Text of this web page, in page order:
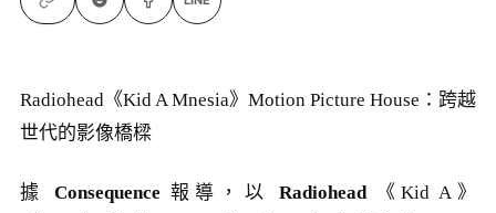
Radiohead《Kid A Mnesia》Motion Picture House：跨越
世代的影像橋樑
據Consequence 報導，以 Radiohead《Kid A》